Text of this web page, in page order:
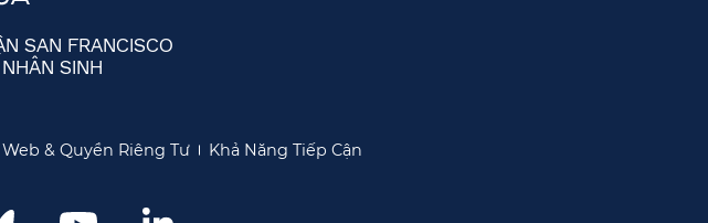
SAN FRANCISCO
SINH
& Quyền Riêng Tư​​ Khả Năng Tiếp Cận​​